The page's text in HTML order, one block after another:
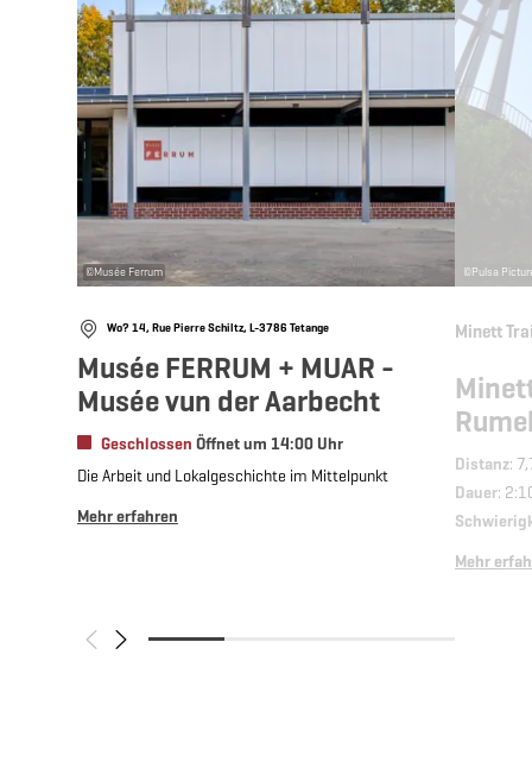
©Musée Ferrum
Wo? 14, Rue Pierre Schiltz, L-3786 Tetange
Musée FERRUM + MUAR -
Musée vun der Aarbecht
Geschlossen Öffnet um 14:00 Uhr
Die Arbeit und Lokalgeschichte im Mittelpunkt
Mehr erfahren
©Pulsa
Minett
Distanz:
Dauer:
Mehr